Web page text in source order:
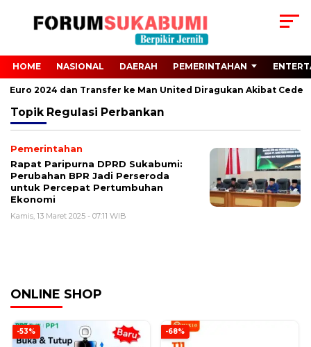
HOME NASIONAL DAERAH PEMERINTAHAN
2024 dan Transfer ke Man United Diragukan Akibat Cedera
Topik Regulasi Perbankan
Pemerintahan
Rapat Paripurna DPRD Sukabumi:
Perubahan BPR Jadi Perseroda
untuk Percepat Pertumbuhan
Ekonomi
Kamis, 13 Maret 2025 - 07:11 WIB
ONLINE SHOP
-53% -68%